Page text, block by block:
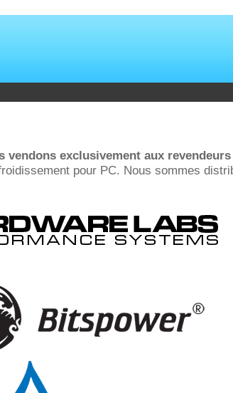
vendons exclusivement aux
pour PC. Nous sommes